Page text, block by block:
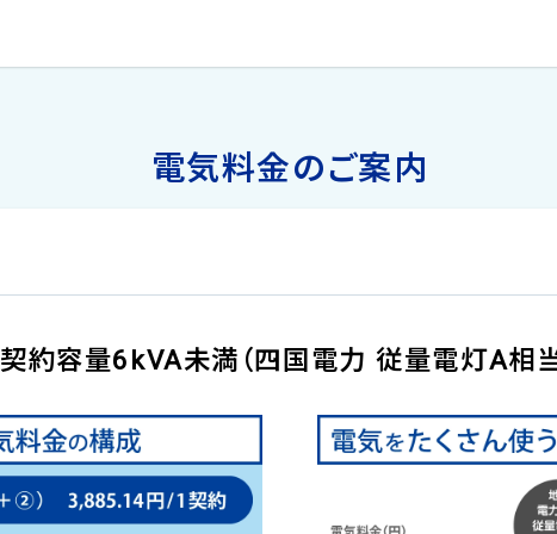
電気料金のご案内
契約容量6kVA未満（四国電力 従量電灯A相